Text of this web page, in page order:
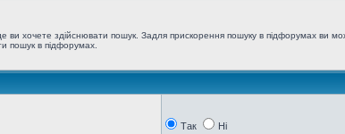
ви хочете здійснювати пошук. Задля прискорення пошуку в підфорумах ви
пошук в підфорумах.
Так Ні